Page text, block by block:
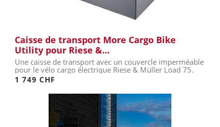
Caisse de transport More Cargo Bike
Utility pour Riese &...
Une caisse de transport avec un couvercle imperméable
pour le vélo cargo électrique Riese & Müller Load 75.
1 749 CHF